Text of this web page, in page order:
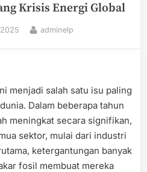
Krisis Energi Global
By
adminelp
menjadi salah satu isu paling
Dalam beberapa tahun
meningkat secara signifikan,
sektor, mulai dari industri
ketergantungan banyak
fosil membuat mereka